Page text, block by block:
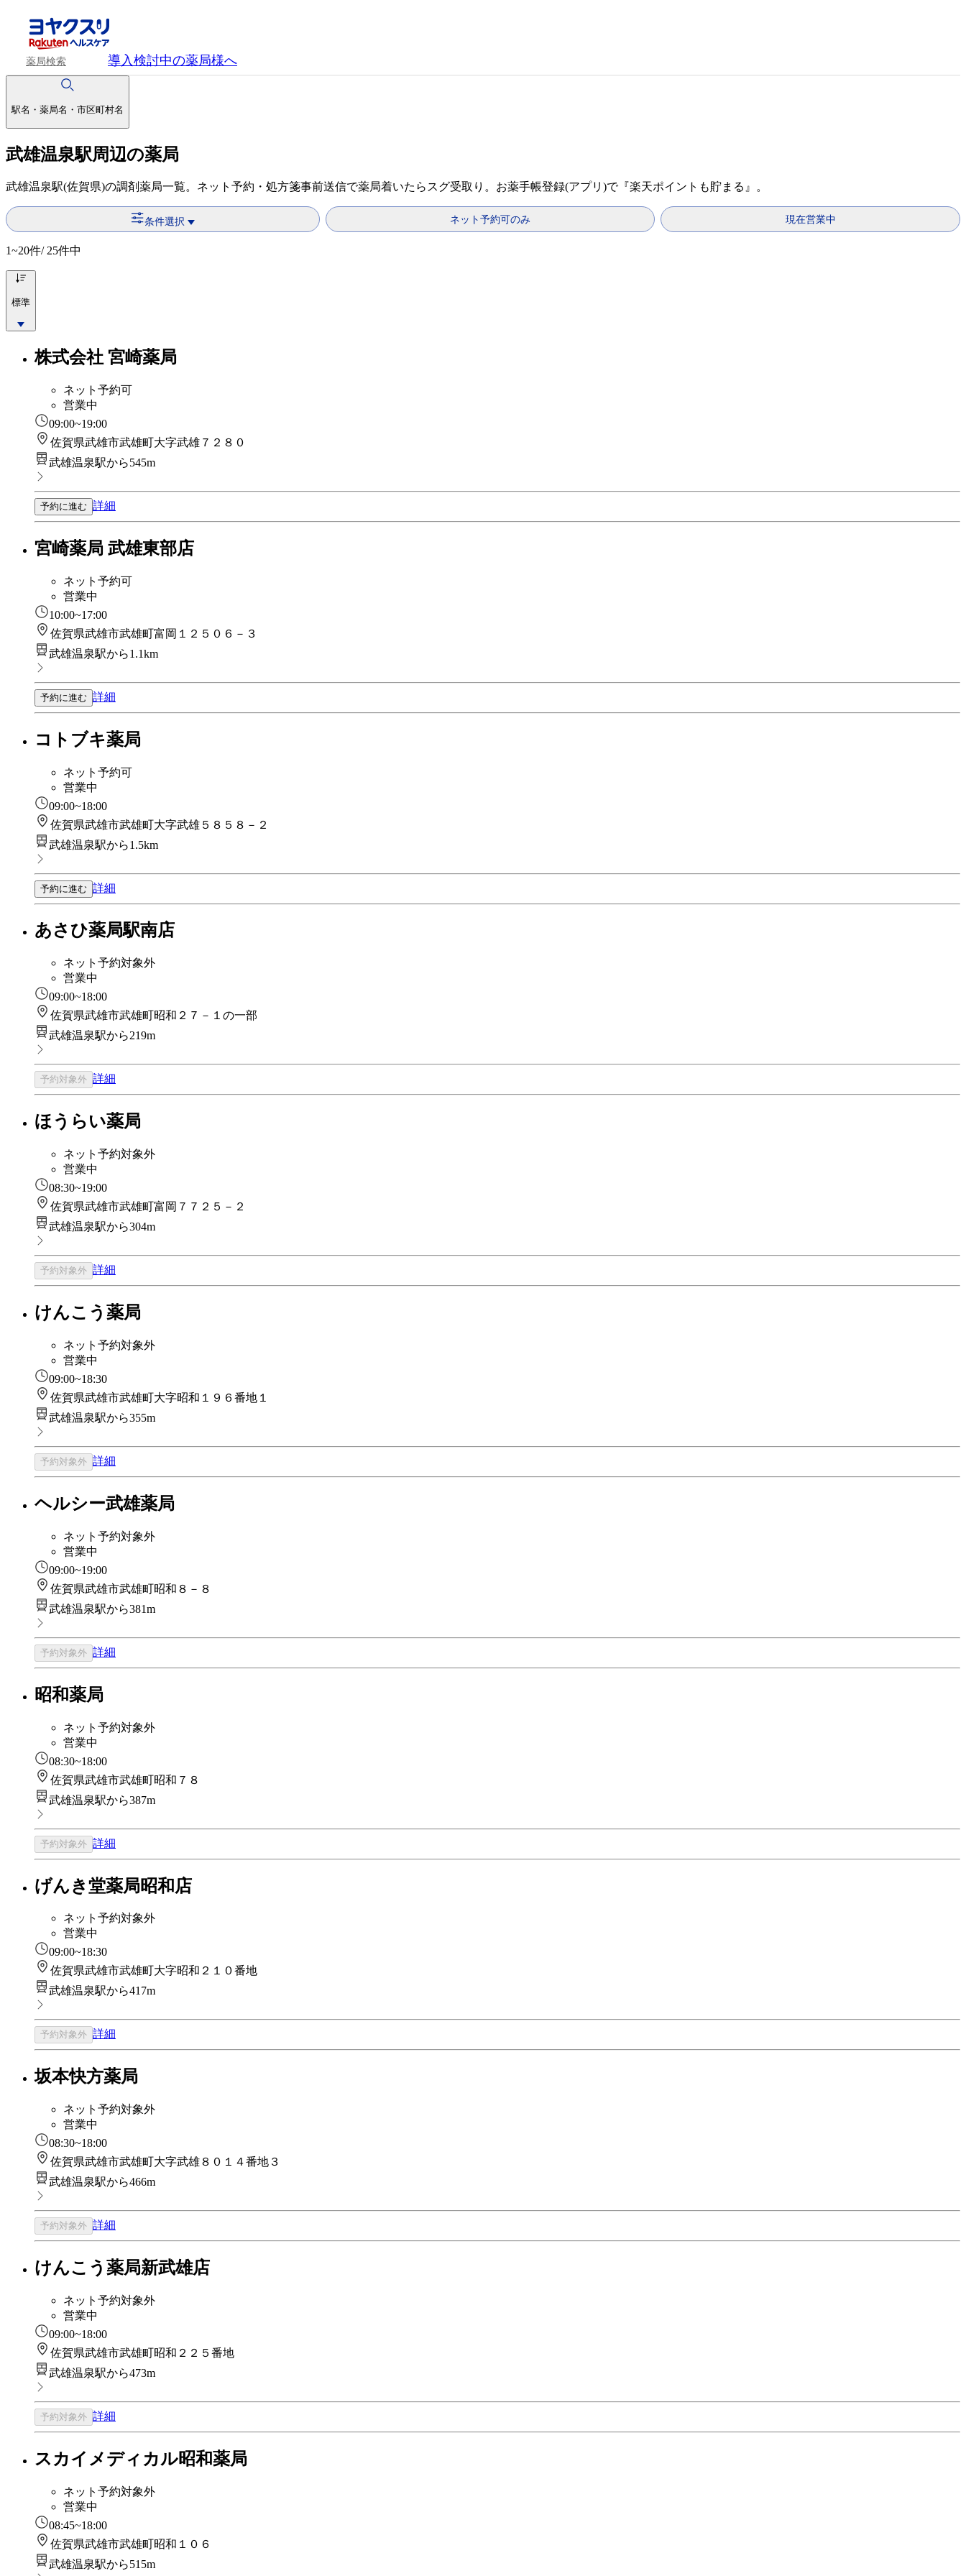
薬局検索 導入検討中の薬局様へ
駅名・薬局名・市区町村名
武雄温泉駅周辺の薬局
武雄温泉駅(佐賀県)の調剤薬局一覧。ネット予約・処方箋事前送信で薬局着いたらスグ受取り。お薬手帳登録(アプリ)で『楽天ポイントも貯まる』。
条件選択 ネット予約可のみ 現在営業中
1~20件/ 25件中
標準
株式会社 宮崎薬局
ネット予約可
営業中
09:00~19:00
佐賀県武雄市武雄町大字武雄７２８０
武雄温泉駅から545m
予約に進む 詳細
宮崎薬局 武雄東部店
ネット予約可
営業中
10:00~17:00
佐賀県武雄市武雄町富岡１２５０６－３
武雄温泉駅から1.1km
予約に進む 詳細
コトブキ薬局
ネット予約可
営業中
09:00~18:00
佐賀県武雄市武雄町大字武雄５８５８－２
武雄温泉駅から1.5km
予約に進む 詳細
あさひ薬局駅南店
ネット予約対象外
営業中
09:00~18:00
佐賀県武雄市武雄町昭和２７－１の一部
武雄温泉駅から219m
予約対象外 詳細
ほうらい薬局
ネット予約対象外
営業中
08:30~19:00
佐賀県武雄市武雄町富岡７７２５－２
武雄温泉駅から304m
予約対象外 詳細
けんこう薬局
ネット予約対象外
営業中
09:00~18:30
佐賀県武雄市武雄町大字昭和１９６番地１
武雄温泉駅から355m
予約対象外 詳細
ヘルシー武雄薬局
ネット予約対象外
営業中
09:00~19:00
佐賀県武雄市武雄町昭和８－８
武雄温泉駅から381m
予約対象外 詳細
昭和薬局
ネット予約対象外
営業中
08:30~18:00
佐賀県武雄市武雄町昭和７８
武雄温泉駅から387m
予約対象外 詳細
げんき堂薬局昭和店
ネット予約対象外
営業中
09:00~18:30
佐賀県武雄市武雄町大字昭和２１０番地
武雄温泉駅から417m
予約対象外 詳細
坂本快方薬局
ネット予約対象外
営業中
08:30~18:00
佐賀県武雄市武雄町大字武雄８０１４番地３
武雄温泉駅から466m
予約対象外 詳細
けんこう薬局新武雄店
ネット予約対象外
営業中
09:00~18:00
佐賀県武雄市武雄町昭和２２５番地
武雄温泉駅から473m
予約対象外 詳細
スカイメディカル昭和薬局
ネット予約対象外
営業中
08:45~18:00
佐賀県武雄市武雄町昭和１０６
武雄温泉駅から515m